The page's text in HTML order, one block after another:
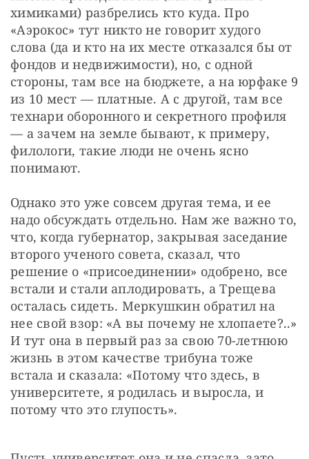
химиками) разбрелись кто куда. Про
«Аэрокос» тут никто не говорит худого
слова (да и кто на их месте отказался бы от
фондов и недвижимости), но, с одной
стороны, там все на бюджете, а на юрфаке 9
из 10 мест — платные. А с другой, там все
технари оборонного и секретного профиля
— а зачем на земле бывают, к примеру,
филологи, такие люди не очень ясно
понимают.
Однако это уже совсем другая тема, и ее
надо обсуждать отдельно. Нам же важно то,
что, когда губернатор, закрывая заседание
второго ученого совета, сказал, что
решение о «присоединении» одобрено, все
встали и стали аплодировать, а Трещева
осталась сидеть. Меркушкин обратил на
нее свой взор: «А вы почему не хлопаете?..»
И тут она в первый раз за свою 70-летнюю
жизнь в этом качестве трибуна тоже
встала и сказала: «Потому что здесь, в
университете, я родилась и выросла, и
потому что это глупость».